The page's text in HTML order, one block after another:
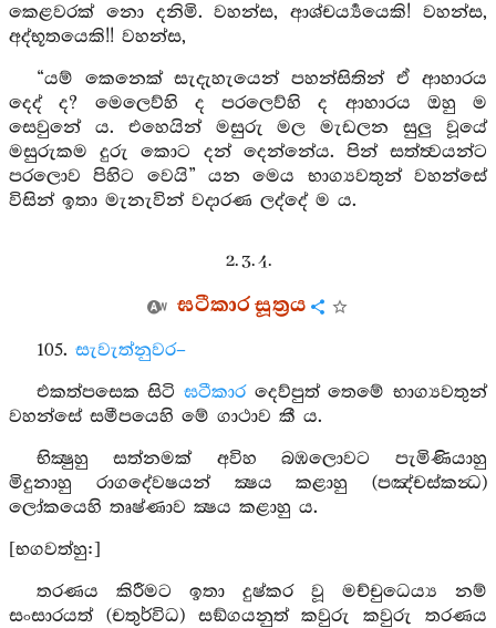
කෙළවරක් නො දනිමි. වහන්ස, ආශ්චර්‍ය්‍යයෙකි! වහන්ස,
අද්භූතයෙකි!! වහන්ස,
“යම් කෙනෙක් සැදැහැයෙන් පහන්සිතින් ඒ ආහාරය
දෙද් ද? මෙලෙව්හි ද පරලෙව්හි ද ආහාරය ඔහු ම
සෙවුනේ ය. එහෙයින් මසුරු මල මැඩලන සුලු වූයේ
මසුරුකම දුරු කොට දන් දෙන්නේය. පින් සත්ත්‍වයන්ට
පරලොව පිහිට වෙයි” යන මෙය භාග්‍යවතුන් වහන්සේ
විසින් ඉතා මැනැවින් වදාරණ ලද්දේ ම ය.
2. 3. 4.
ඝටීකාර සූත්‍රය
105. සැවැත්නුවර–
එකත්පසෙක සිටි ඝටීකාරදෙව්පුත් තෙමේ භාග්‍යවතුන්
වහන්සේ සමීපයෙහි මේ ගාථාව කී ය.
භික්‍ෂුහු සත්නමක් අවිහ බඹලොවට පැමිණියාහු
මිදුනාහු රාගදේවෂයන් ක්‍ෂය කළාහු (පඤ්චස්කන්‍ධ)
ලෝකයෙහි තෘෂ්ණාව ක්‍ෂය කළාහු ය.
[භගවත්හු:]
තරණය කිරීමට ඉතා දුෂ්කර වූ මච්චුධෙය්‍ය නම්
සංසාරයත් (චතුර්විධ) සඞ්ගයනුත් කවුරු කවුරු තරණය